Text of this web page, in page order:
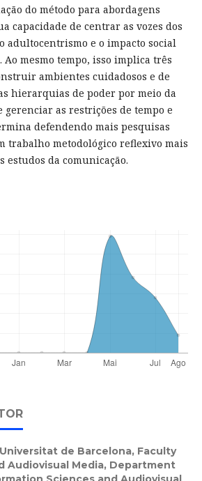
do método para abordagens
capacidade de centrar as vozes dos
adultocentrismo e o impacto social
Ao mesmo tempo, isso implica três
ambientes cuidadosos e de
hierarquias de poder por meio da
as restrições de tempo e
defendendo mais pesquisas
trabalho metodológico reflexivo mais
da comunicação.
Universitat de Barcelona, Faculty
Audiovisual Media, Department